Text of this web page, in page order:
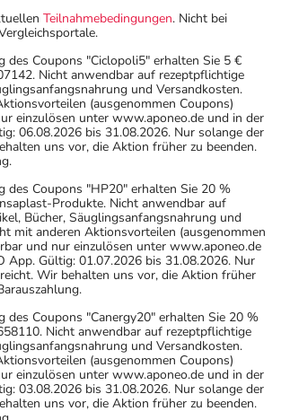
Teilnahmebedingungen. Nicht bei
des Coupons "Ciclopoli5" erhalten Sie 5 €
Nicht anwendbar auf rezeptpflichtige
und Versandkosten.
(ausgenommen Coupons)
einzulösen unter www.aponeo.de und in der
06.08.2026 bis 31.08.2026. Nur solange der
uns vor, die Aktion früher zu beenden.
des Coupons "HP20" erhalten Sie 20 %
Produkte. Nicht anwendbar auf
Bücher, Säuglingsanfangsnahrung und
mit anderen Aktionsvorteilen (ausgenommen
und nur einzulösen unter www.aponeo.de
App. Gültig: 01.07.2026 bis 31.08.2026. Nur
Wir behalten uns vor, die Aktion früher
des Coupons "Canergy20" erhalten Sie 20 %
Nicht anwendbar auf rezeptpflichtige
und Versandkosten.
(ausgenommen Coupons)
einzulösen unter www.aponeo.de und in der
03.08.2026 bis 31.08.2026. Nur solange der
uns vor, die Aktion früher zu beenden.